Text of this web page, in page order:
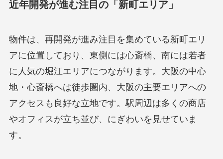
近年開発が進む注目の「新町エリア」
物件は、再開発が進み注目を集めている新町エリ
アに位置しており、東側には心斎橋、南には若者
に人気の堀江エリアにつながります。大阪の中心
地・心斎橋へは徒歩圏内、大阪の主要エリアへの
アクセスも良好な立地です。駅周辺は多くの商店
やオフィスが立ち並び、にぎわいを見せていま
す。